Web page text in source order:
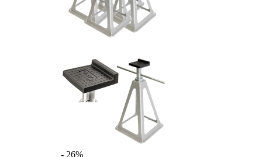
- 26%